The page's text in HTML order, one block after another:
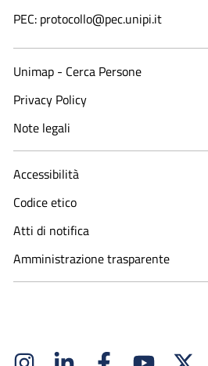
PEC: protocollo@pec.unipi.it
Unimap - Cerca Persone
Privacy Policy
Note legali
Accessibilità
Codice etico
Atti di notifica
Amministrazione trasparente